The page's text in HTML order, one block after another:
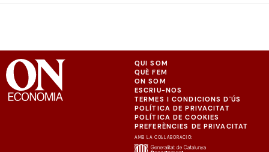
QUI SOM
QUÈ FEM
ON SOM
ESCRIU-NOS
TERMES I CONDICIONS D'ÚS
POLÍTICA DE PRIVACITAT
POLÍTICA DE COOKIES
PREFERÈNCIES DE PRIVACITAT
AMB LA COL·LABORACIÓ: